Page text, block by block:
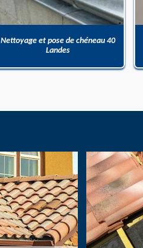
Nettoyage et pose de chéneau 40
Landes